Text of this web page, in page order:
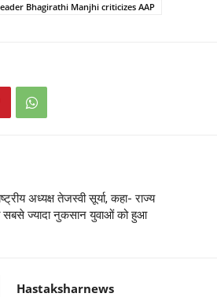
Bhagirathi Manjhi criticizes AAP
अध्यक्ष तेजस्वी सूर्या, कहा- राज्य
ज्यादा नुकसान युवाओं को हुआ
Hastaksharnews